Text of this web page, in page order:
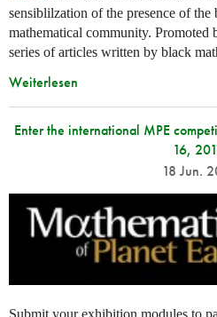
sensiblilzation of the presence of
mathematical community. Promoted
series of articles written by black
Weiterlesen
Enter the international MPE
16,
18 Jun.
Submit your exhibition modules to